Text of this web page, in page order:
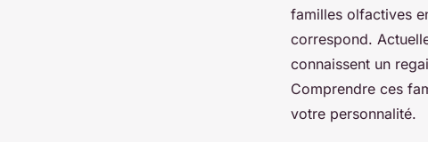
familles olfactives
correspond.
connaissent un
Comprendre ces
votre personnalité.